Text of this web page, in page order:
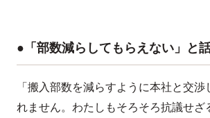
●「部数減らしてもらえない」と
「搬入部数を減らすように本社と交渉
れません。わたしもそろそろ抗議せざ